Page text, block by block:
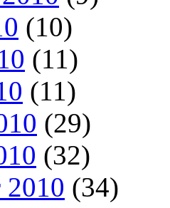
(10)
(11)
(11)
(29)
(32)
2010 (34)